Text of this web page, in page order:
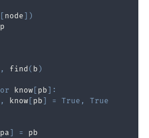
[ node ] )
, find ( b )
or know [ pb ] :
, know [ pb ] = True , True
pa ] =